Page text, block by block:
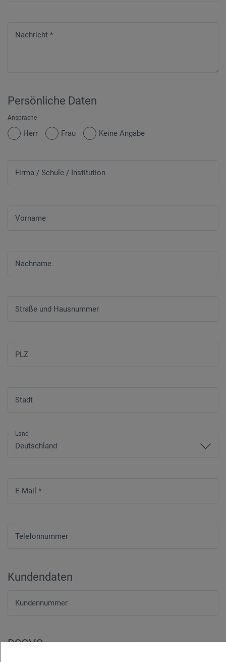
Nachricht *
Persönliche Daten
Ansprache
Herr Frau Keine Angabe
Firma / Schule / Institution
Vorname
Nachname
Straße und Hausnummer
PLZ
Stadt
Land
E-Mail *
Telefonnummer
Kundendaten
Kundennummer
DSGVO